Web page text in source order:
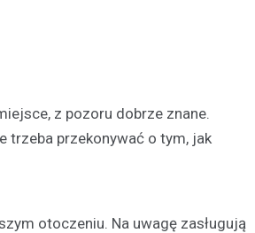
z pozoru dobrze znane.
trzeba przekonywać o tym, jak
otoczeniu. Na uwagę zasługują